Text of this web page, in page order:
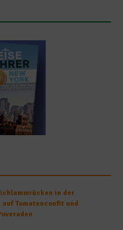
in der
Tomatenconfit und